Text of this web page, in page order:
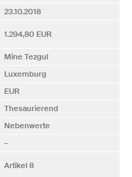
23.10.2018
1.294,80 EUR
Mine Tezgul
Luxemburg
EUR
Thesaurierend
Nebenwerte
–
Artikel 8